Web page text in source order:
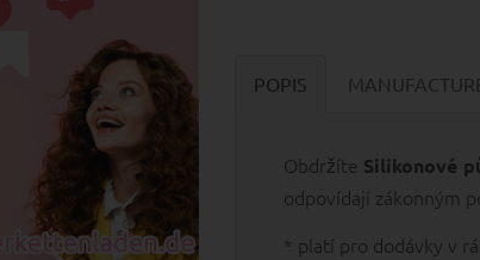
POPIS
Obdržíte Silikonové
odpovídají zákonným
* platí pro dodávky v